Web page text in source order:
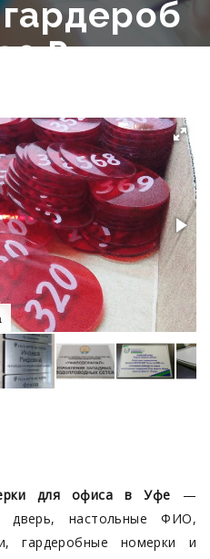
₽
таблички, стенды, гравировка
в Уфе — на дверь, кабинет,
от 30 ₽
для офиса в Уфе —
дверь, настольные ФИО,
гардеробные номерки и